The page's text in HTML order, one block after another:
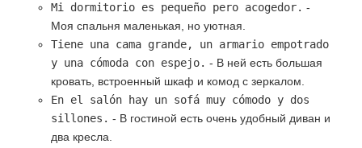
Mi dormitorio es pequeño pero acogedor. -
Моя спальня маленькая, но уютная.
Tiene una cama grande, un armario empotrado
y una cómoda con espejo. - В ней есть большая
кровать, встроенный шкаф и комод с зеркалом.
En el salón hay un sofá muy cómodo y dos
sillones. - В гостиной есть очень удобный диван и
два кресла.